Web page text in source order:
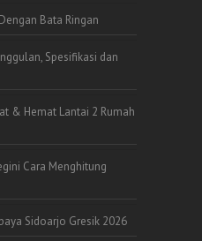
Bata Ringan
Spesifikasi dan
& Hemat Lantai 2 Rumah
Cara Menghitung
Sidoarjo Gresik 2026